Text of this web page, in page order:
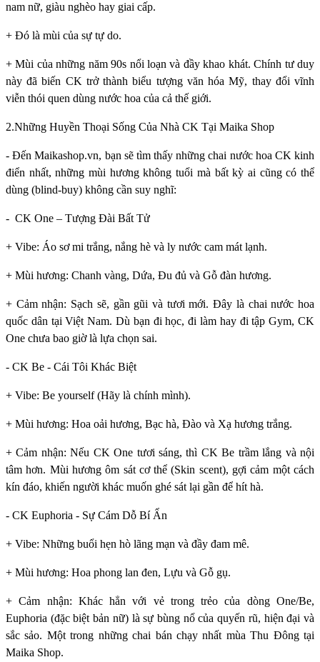
nam nữ, giàu nghèo hay giai cấp.
+ Đó là mùi của sự tự do.
+ Mùi của những năm 90s nổi loạn và đầy khao khát. Chính tư duy
này đã biến CK trở thành biểu tượng văn hóa Mỹ, thay đổi vĩnh
viễn thói quen dùng nước hoa của cả thế giới.
2.Những Huyền Thoại Sống Của Nhà CK Tại Maika Shop
- Đến Maikashop.vn, bạn sẽ tìm thấy những chai nước hoa CK kinh
điển nhất, những mùi hương không tuổi mà bất kỳ ai cũng có thể
dùng (blind-buy) không cần suy nghĩ:
- CK One – Tượng Đài Bất Tử
+ Vibe: Áo sơ mi trắng, nắng hè và ly nước cam mát lạnh.
+ Mùi hương: Chanh vàng, Dứa, Đu đủ và Gỗ đàn hương.
+ Cảm nhận: Sạch sẽ, gần gũi và tươi mới. Đây là chai nước hoa
quốc dân tại Việt Nam. Dù bạn đi học, đi làm hay đi tập Gym, CK
One chưa bao giờ là lựa chọn sai.
- CK Be - Cái Tôi Khác Biệt
+ Vibe: Be yourself (Hãy là chính mình).
+ Mùi hương: Hoa oải hương, Bạc hà, Đào và Xạ hương trắng.
+ Cảm nhận: Nếu CK One tươi sáng, thì CK Be trầm lắng và nội
tâm hơn. Mùi hương ôm sát cơ thể (Skin scent), gợi cảm một cách
kín đáo, khiến người khác muốn ghé sát lại gần để hít hà.
- CK Euphoria - Sự Cám Dỗ Bí Ẩn
+ Vibe: Những buổi hẹn hò lãng mạn và đầy đam mê.
+ Mùi hương: Hoa phong lan đen, Lựu và Gỗ gụ.
+ Cảm nhận: Khác hẳn với vẻ trong trẻo của dòng One/Be,
Euphoria (đặc biệt bản nữ) là sự bùng nổ của quyến rũ, hiện đại và
sắc sảo. Một trong những chai bán chạy nhất mùa Thu Đông tại
Maika Shop.